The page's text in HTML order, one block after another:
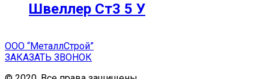
Швеллер Ст3 5 У
ООО “МеталлСтрой”
ЗАКАЗАТЬ ЗВОНОК